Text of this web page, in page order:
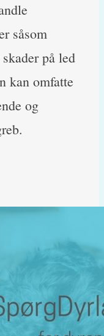
såsom
på led
kan omfatte
og